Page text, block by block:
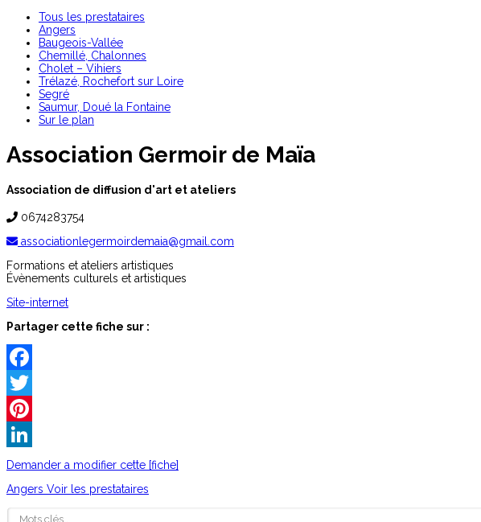
Tous les prestataires
Angers
Baugeois-Vallée
Chemillé, Chalonnes
Cholet – Vihiers
Trélazé, Rochefort sur Loire
Segré
Saumur, Doué la Fontaine
Sur le plan
Association Germoir de Maïa
Association de diffusion d'art et ateliers
0674283754
associationlegermoirdemaia@gmail.com
Formations et ateliers artistiques
Évènements culturels et artistiques
Site-internet
Partager cette fiche sur :
Facebook
Twitter
Pinterest
LinkedIn
Demander a modifier cette [fiche]
Angers Voir les prestataires